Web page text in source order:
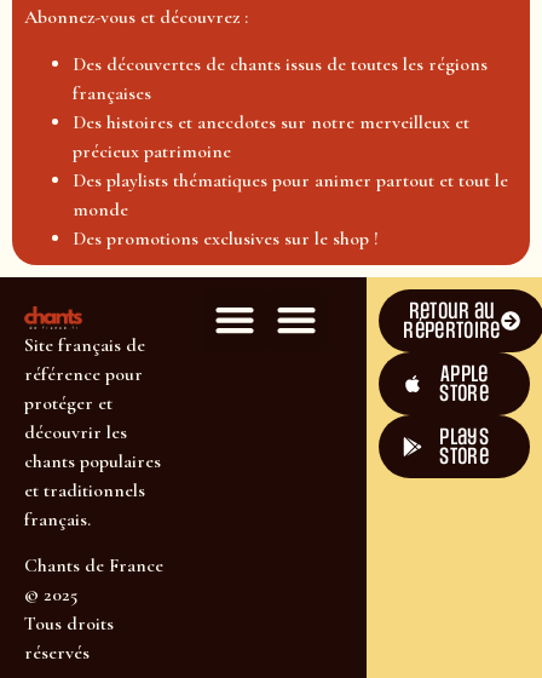
Abonnez-vous et découvrez :
Des découvertes de chants issus de toutes les régions
françaises
Des histoires et anecdotes sur notre merveilleux et
précieux patrimoine
Des playlists thématiques pour animer partout et tout le
monde
Des promotions exclusives sur le shop !
Site français de
référence pour
protéger et
découvrir les
chants populaires
et traditionnels
français.
Chants de France
© 2025
Tous droits
réservés
Retour au
répertoire
Apple
Store
plays
store